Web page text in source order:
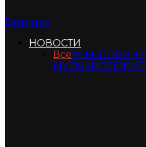
Eatmusic
НОВОСТИ
Все
МУЗЫКИ